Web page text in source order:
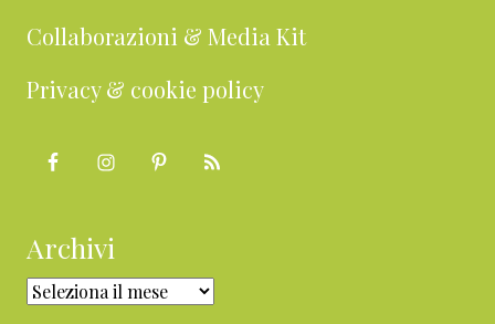
Collaborazioni & Media Kit
Privacy & cookie policy
Archivi
Archivi